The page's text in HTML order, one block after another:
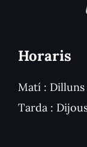
Horaris
Matí : Dilluns
Tarda :